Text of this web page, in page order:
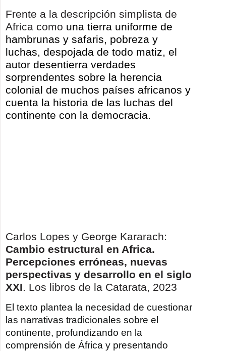
Frente a la descripción simplista de
Africa como una tierra uniforme de
hambrunas y safaris, pobreza y
luchas, despojada de todo matiz, el
autor desentierra verdades
sorprendentes sobre la herencia
colonial de muchos países africanos y
cuenta la historia de las luchas del
continente con la democracia.
Carlos Lopes y George Kararach:
Cambio estructural en Africa.
Percepciones erróneas, nuevas
perspectivas y desarrollo en el siglo
XXI. Los libros de la Catarata, 2023
El texto plantea la necesidad de cuestionar
las narrativas tradicionales sobre el
continente, profundizando en la
comprensión de África y presentando